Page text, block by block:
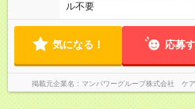
ル不要
気になる！ 応募
掲載元企業名 マンパワーグループ株式会社 ケ